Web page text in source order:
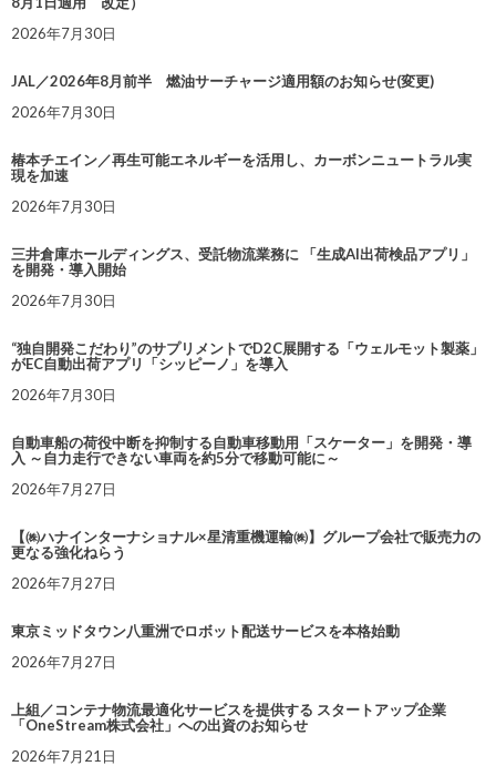
2026年7月30日
JAL／2026年8月前半 燃油サーチャージ適用額のお知らせ(変更)
2026年7月30日
椿本チエイン／再生可能エネルギーを活用し、カーボンニュートラル実
現を加速
2026年7月30日
三井倉庫ホールディングス、受託物流業務に 「生成AI出荷検品アプリ」
を開発・導入開始
2026年7月30日
“独自開発こだわり”のサプリメントでD2C展開する「ウェルモット製薬」
がEC自動出荷アプリ「シッピーノ」を導入
2026年7月30日
自動車船の荷役中断を抑制する自動車移動用「スケーター」を開発・導
入 ～自力走行できない車両を約5分で移動可能に～
2026年7月27日
【㈱ハナインターナショナル×星清重機運輸㈱】グループ会社で販売力の
更なる強化ねらう
2026年7月27日
東京ミッドタウン八重洲でロボット配送サービスを本格始動
2026年7月27日
上組／コンテナ物流最適化サービスを提供する スタートアップ企業
「OneStream株式会社」への出資のお知らせ
2026年7月21日